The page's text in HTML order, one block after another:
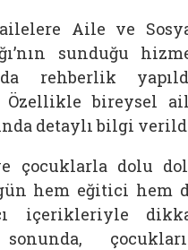
Aile ve
sunduğu
rehberlik
Özellikle bireysel
detaylı bilgi
çocuklarla dolu
hem eğitici hem
içerikleriyle